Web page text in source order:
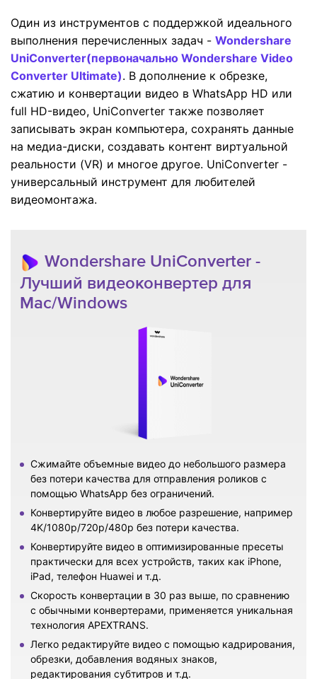
Один из инструментов с поддержкой идеального
выполнения перечисленных задач - Wondershare
UniConverter(первоначально Wondershare Video
Converter Ultimate). В дополнение к обрезке,
сжатию и конвертации видео в WhatsApp HD или
full HD-видео, UniConverter также позволяет
записывать экран компьютера, сохранять данные
на медиа-диски, создавать контент виртуальной
реальности (VR) и многое другое. UniConverter -
универсальный инструмент для любителей
видеомонтажа.
Wondershare UniConverter -
Лучший видеоконвертер для
Mac/Windows
Сжимайте объемные видео до небольшого размера
без потери качества для отправления роликов с
помощью WhatsApp без ограничений.
Конвертируйте видео в любое разрешение, например
4K/1080p/720p/480p без потери качества.
Конвертируйте видео в оптимизированные пресеты
практически для всех устройств, таких как iPhone,
iPad, телефон Huawei и т.д.
Скорость конвертации в 30 раз выше, по сравнению
с обычными конвертерами, применяется уникальная
технология APEXTRANS.
Легко редактируйте видео с помощью кадрирования,
обрезки, добавления водяных знаков,
редактирования субтитров и т.д.